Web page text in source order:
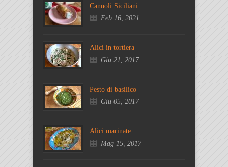
Cannoli Siciliani
Feb 16, 2021
Alici in tortiera
Giu 21, 2017
Pesto di basilico
Giu 05, 2017
Alici marinate
Mag 15, 2017